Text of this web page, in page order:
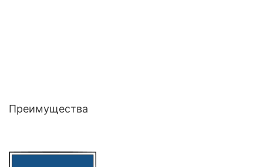
Преимущества